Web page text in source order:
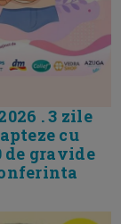
. 3 zile
cu
de gravide